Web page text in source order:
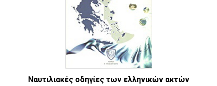
Ναυτιλιακές οδηγίες των ελληνικών ακτών